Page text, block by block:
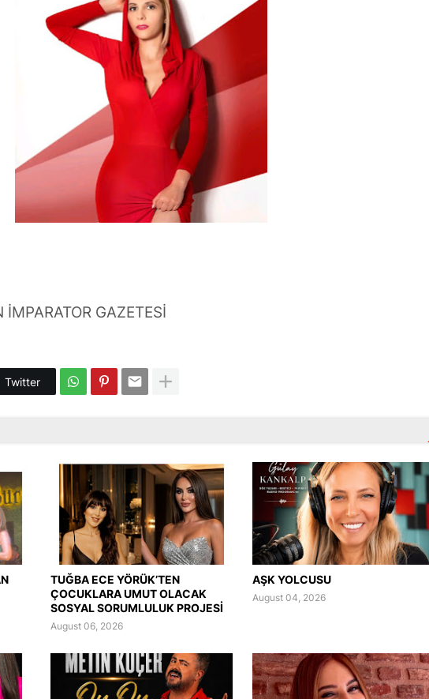
GAZETESİ
Twitter
TUĞBA ECE YÖRÜK’TEN
ÇOCUKLARA UMUT OLACAK
SOSYAL SORUMLULUK PROJESİ
August 06, 2026
AŞK YOLCUSU
August 04, 2026